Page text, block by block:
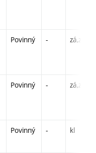
Povinný - zá,zk
Povinný - zá,zk
Povinný - kl